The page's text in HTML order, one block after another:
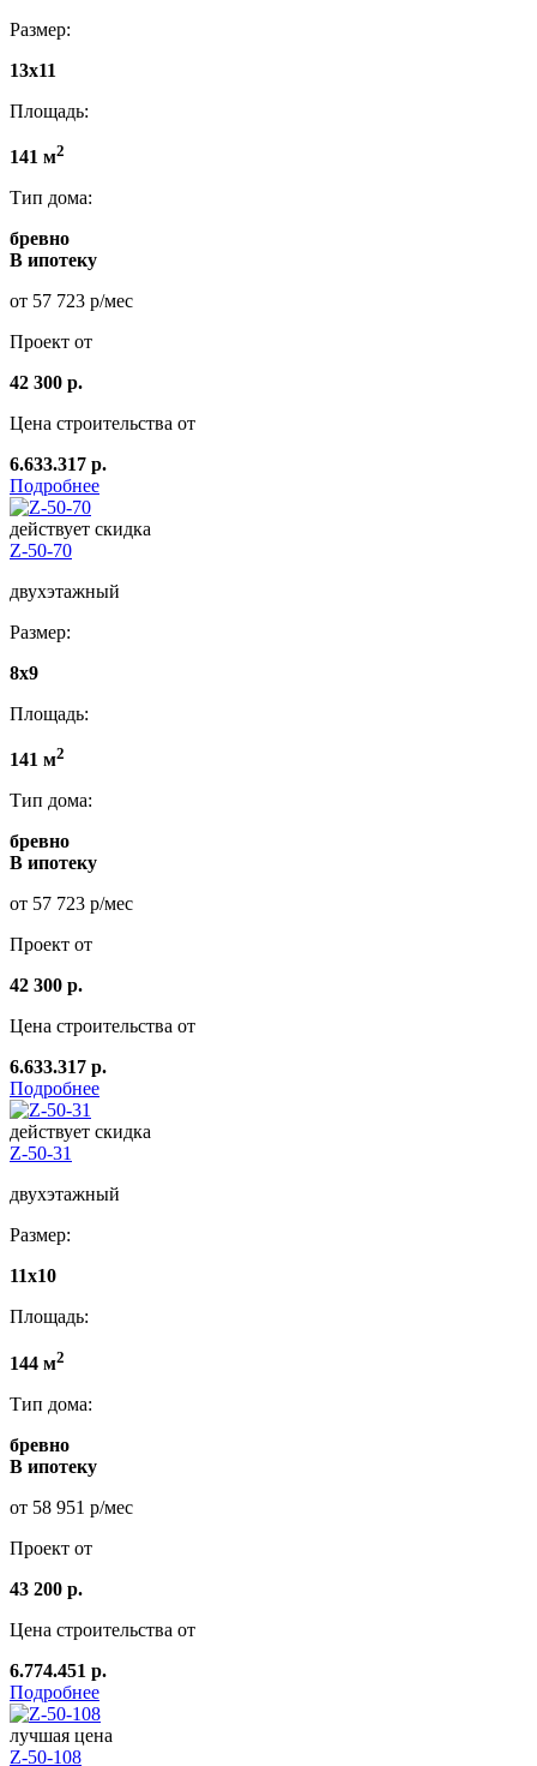
Размер:
13x11
Площадь:
141 м2
Тип дома:
бревно
В ипотеку
от 57 723 р/мес
Проект от
42 300 р.
Цена строительства от
6.633.317 р.
Подробнее
действует скидка
Z-50-70
двухэтажный
Размер:
8x9
Площадь:
141 м2
Тип дома:
бревно
В ипотеку
от 57 723 р/мес
Проект от
42 300 р.
Цена строительства от
6.633.317 р.
Подробнее
действует скидка
Z-50-31
двухэтажный
Размер:
11x10
Площадь:
144 м2
Тип дома:
бревно
В ипотеку
от 58 951 р/мес
Проект от
43 200 р.
Цена строительства от
6.774.451 р.
Подробнее
лучшая цена
Z-50-108